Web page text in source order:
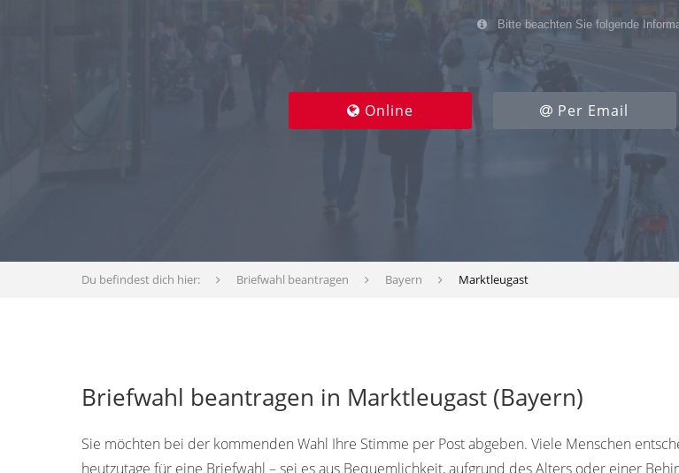
Bitte beachten Sie folgende
Online Per Email
Du befindest dich hier: Briefwahl beantragen Bayern Marktleugast
Briefwahl beantragen in Marktleugast (Bayern)
Sie möchten bei der kommenden Wahl Ihre Stimme per Post abgeben. Viele Menschen
heutzutage für eine Briefwahl – sei es aus Bequemlichkeit, aufgrund des Alters oder einer